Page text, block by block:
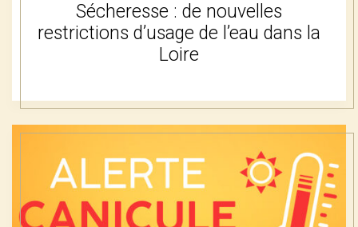
Sécheresse : de nouvelles
restrictions d’usage de l’eau dans la
Loire